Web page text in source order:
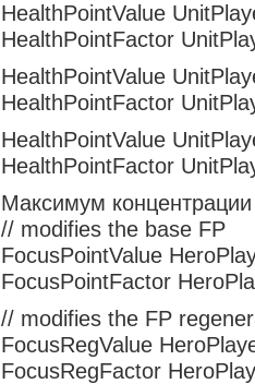
HealthPointValue
HealthPointFactor
HealthPointValue
HealthPointFactor
HealthPointValue
HealthPointFactor
Максимум
// modifies the base FP
FocusPointValue
FocusPointFactor
// modifies the FP
FocusRegValue
FocusRegFactor